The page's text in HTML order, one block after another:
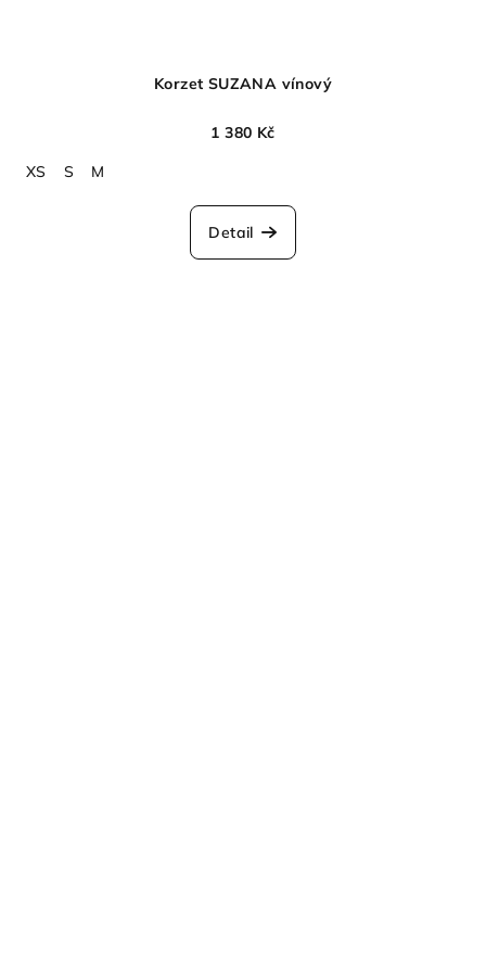
Korzet SUZANA vínový
1 380 Kč
XS
S M
Detail